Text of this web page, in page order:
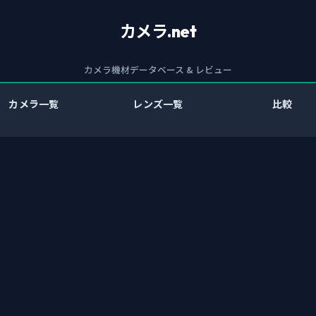
カメラ.net
カメラ機材データベース & レビュー
カメラ一覧 レンズ一覧 比較